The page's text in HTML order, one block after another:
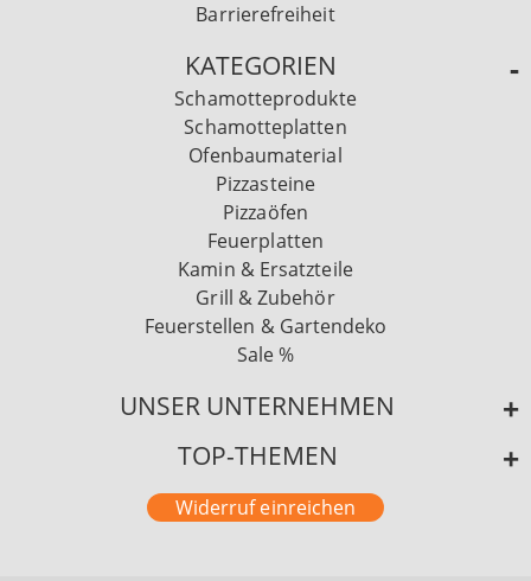
Barrierefreiheit
KATEGORIEN
Schamotteprodukte
Schamotteplatten
Ofenbaumaterial
Pizzasteine
Pizzaöfen
Feuerplatten
Kamin & Ersatzteile
Grill & Zubehör
Feuerstellen & Gartendeko
Sale %
UNSER UNTERNEHMEN
TOP-THEMEN
Widerruf einreichen